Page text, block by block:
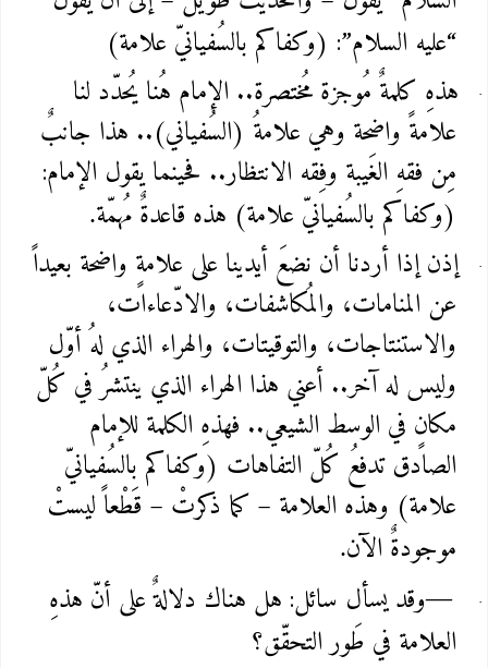
“عليه السلام”: (وكفاكم بالسُفيانيّ علامة)
هذهِ كلمةٌ مُوجزة مُختصرة.. الإمام هُنا يُحدّد لنا
علامةً واضحة وهي علامةُ (السُفياني).. هذا جانبٌ
مِن فقهِ الغَيبة وفِقه الانتظار.. فحينما يقول الإمام:
(وكفاكم بالسُفيانيّ علامة) هذه قاعدةٌ مُهمّة.
إذن إذا أردنا أن نضعَ أيدينا على علامةٍ واضحة بعيداً
عن المنامات، والمُكاشفات، والادّعاءات،
والاستنتاجات، والتوقيتات، والهراء الذي لهُ أوّل
وليس له آخر.. أعني هذا الهراء الذي ينتشرُ في كُلّ
مكانٍ في الوسط الشيعي.. فهذهِ الكلمة للإمام
الصادق تدفعُ كُلّ التفاهات (وكفاكم بالسُفيانيّ
علامة) وهذه العلامة – كما ذكرتْ – قَطْعاً ليستْ
موجودةٌ الآن.
—وقد يسأل سائل: هل هناك دلالةٌ على أنّ هذهِ
العلامة في طَور التحقّق؟